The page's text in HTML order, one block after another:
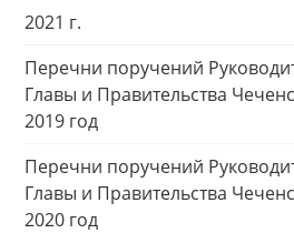
2021 г.
Перечни поручений
Главы и Правительства
2019 год
Перечни поручений
Главы и Правительства
2020 год